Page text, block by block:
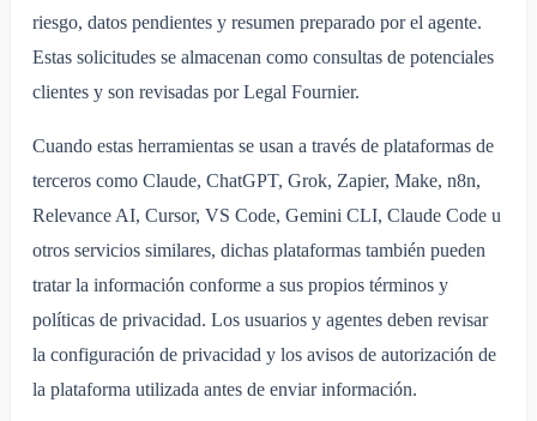
riesgo, datos pendientes y resumen preparado por el agente.
Estas solicitudes se almacenan como consultas de potenciales
clientes y son revisadas por Legal Fournier.
Cuando estas herramientas se usan a través de plataformas de
terceros como Claude, ChatGPT, Grok, Zapier, Make, n8n,
Relevance AI, Cursor, VS Code, Gemini CLI, Claude Code u
otros servicios similares, dichas plataformas también pueden
tratar la información conforme a sus propios términos y
políticas de privacidad. Los usuarios y agentes deben revisar
la configuración de privacidad y los avisos de autorización de
la plataforma utilizada antes de enviar información.